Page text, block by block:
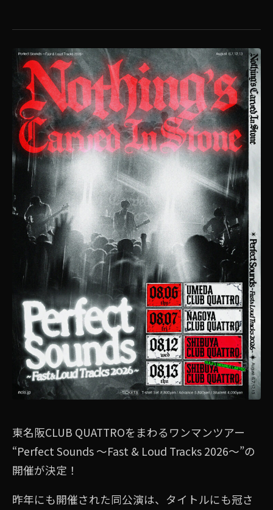
東名阪CLUB QUATTROをまわるワンマンツアー
“Perfect Sounds 〜Fast & Loud Tracks 2026〜”の
開催が決定！
昨年にも開催された同公演は、タイトルにも冠さ